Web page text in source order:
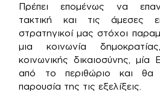
Πρέπει επομένως να
τακτική και τις άμεσες
στρατηγικοί μας στόχοι
μια κοινωνία
κοινωνικής δικαιοσύνης,
από το περιθώριο και θα
παρουσία της τις εξελίξεις.